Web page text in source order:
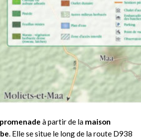
promenade à partir de la maison
. Elle se situe le long de la route D938